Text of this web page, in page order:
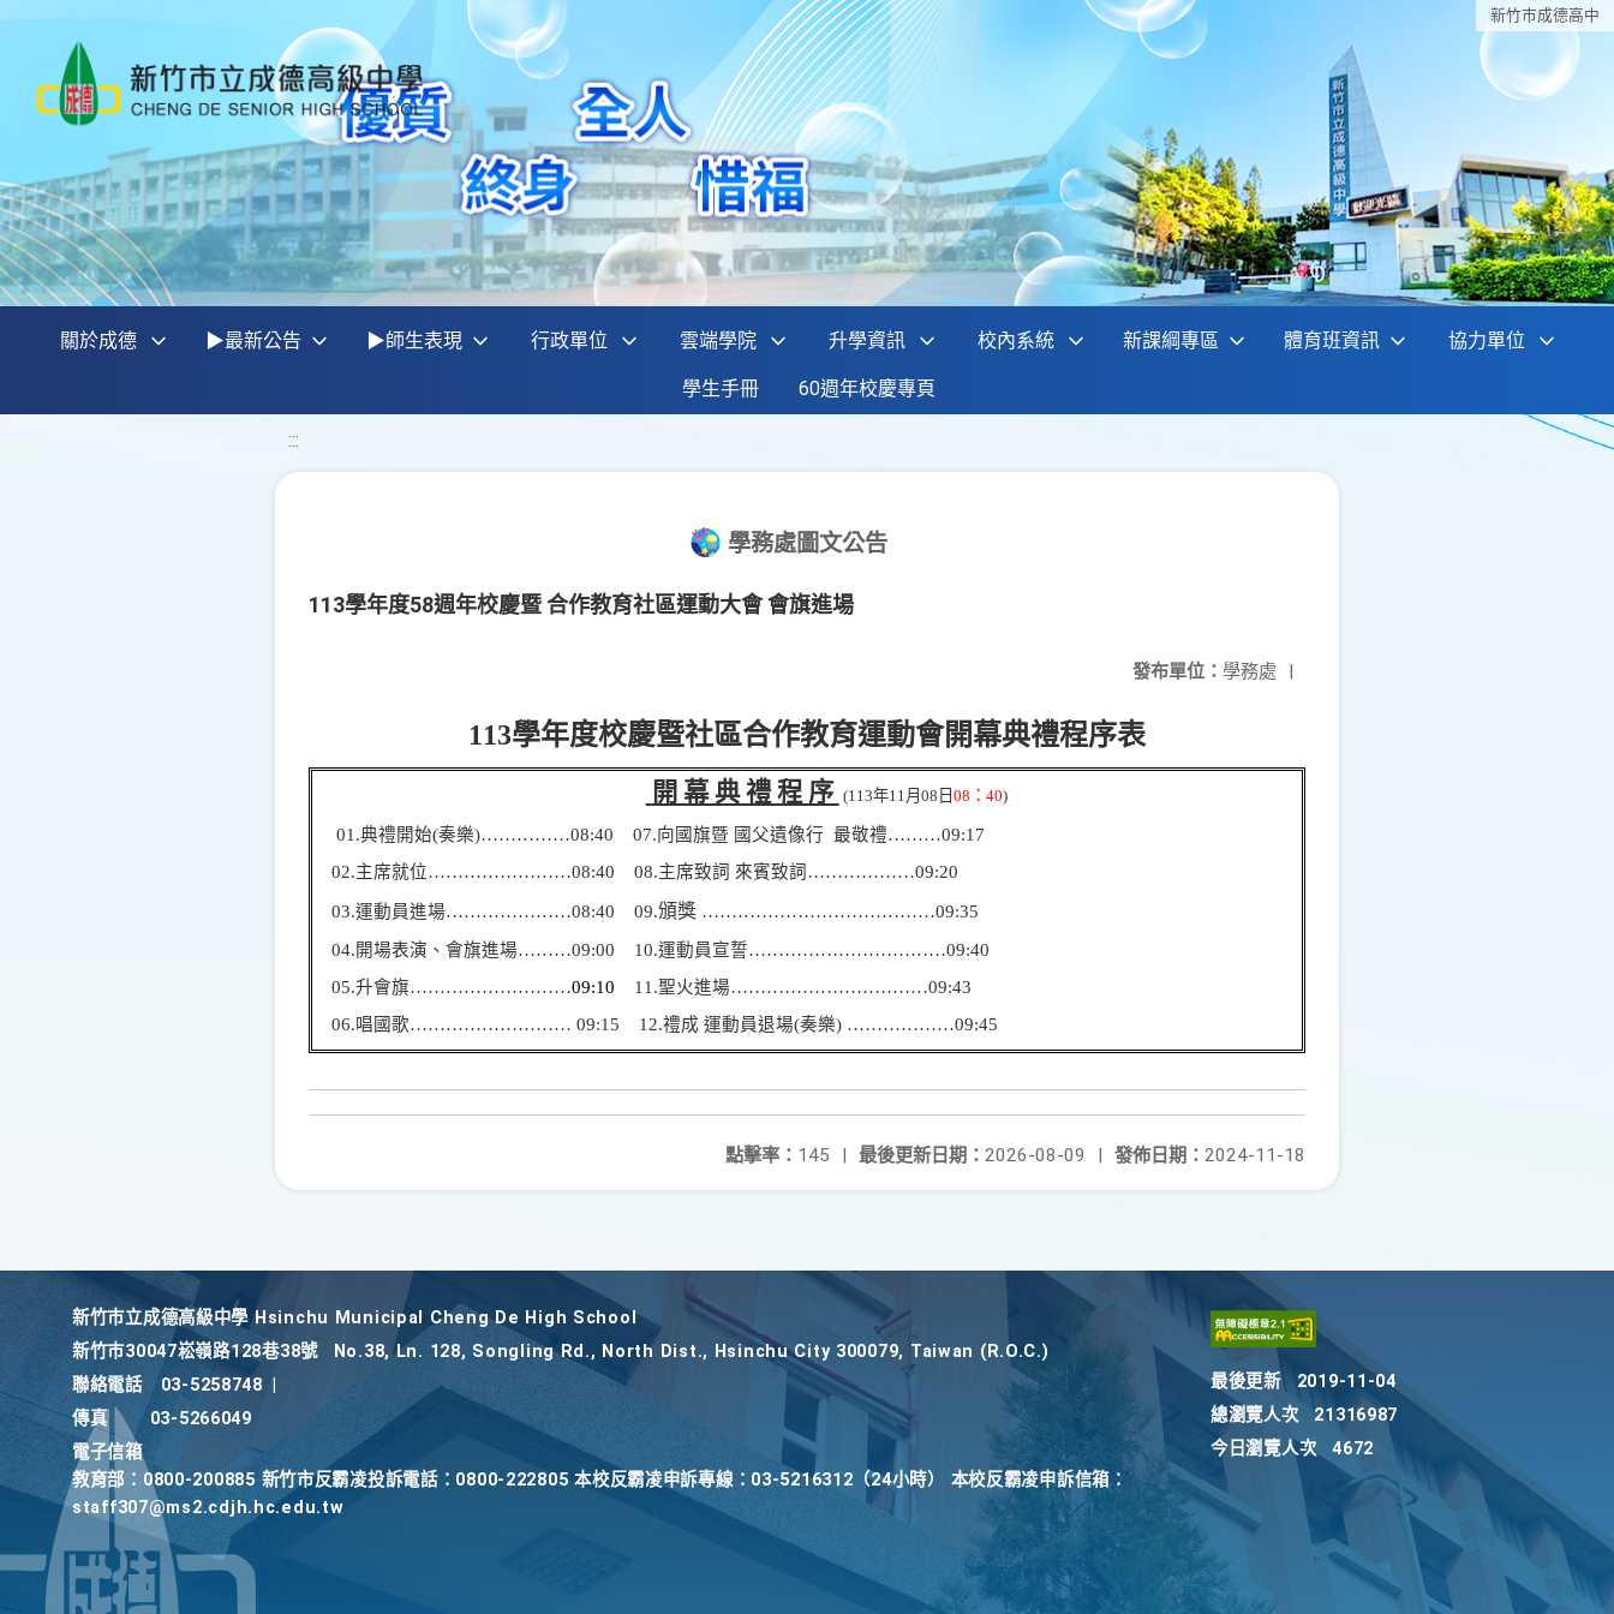
新竹巿成德高中
關於成德 ▶最新公告 ▶師生表現 行政單位 雲端學院 升學資訊 校內系統 新課綱專區 體育班資訊 協力單位
學生手冊 60週年校慶專頁
:::
學務處圖文公告
113學年度58週年校慶暨 合作教育社區運動大會 會旗進場
發布單位： 學務處 |
113學年度校慶暨社區合作教育運動會開幕典禮程序表
開 幕 典 禮 程 序 (113年11月08日 08 ：40)
01.典禮開始(奏樂)……………08:40 07.向國旗暨 國父遺像行 最敬禮………09:17
02.主席就位……………………08:40 08.主席致詞 來賓致詞………………09:20
03.運動員進場…………………08:40 09.頒獎 …………………………………09:35
04.開場表演、會旗進場………09:00 10.運動員宣誓……………………………09:40
05.升會旗………………………09:10 11.聖火進場……………………………09:43
06.唱國歌……………………… 09:15 12.禮成 運動員退場(奏樂) ………………09:45
發佈日期： 2024-11-18
最後更新日期： 2026-08-09 |
點擊率： 145 |
新竹巿立成德高級中學 Hsinchu Municipal Cheng De High School
新竹巿30047崧嶺路128巷38號
No.38, Ln. 128, Songling Rd., North Dist., Hsinchu City 300079, Taiwan (R.O.C.)
聯絡電話
03-5258748
傳真
03-5266049
電子信箱
教育部：0800-200885 新竹市反霸凌投訴電話：0800-222805 本校反霸凌申訴專線：03-5216312（24小時） 本校反霸凌申訴信箱：
staff307@ms2.cdjh.hc.edu.tw
最後更新
2019-11-04
總瀏覽人次
21316987
今日瀏覽人次
4672